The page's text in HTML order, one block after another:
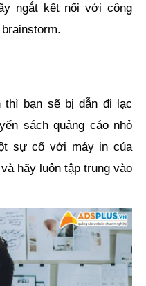
ngắt kết nối với công
thì bạn sẽ bị dẫn đi lạc
sách quảng cáo nhỏ
sự cố với máy in của
hãy luôn tập trung vào